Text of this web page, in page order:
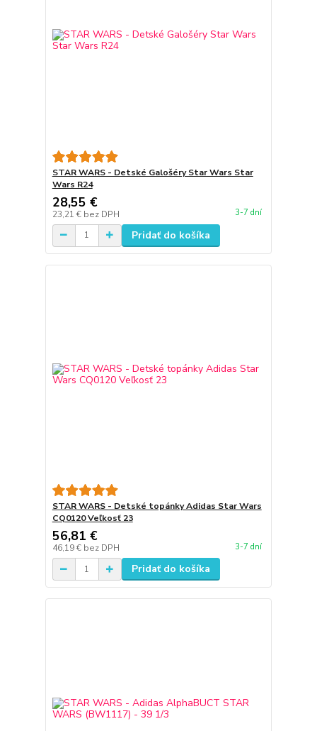
STAR WARS - Detské Galošéry Star Wars Star
Wars R24
28,55 €
23,21 € bez DPH 3-7 dní
Pridať do košíka
STAR WARS - Detské topánky Adidas Star Wars
CQ0120 Veľkosť 23
56,81 €
46,19 € bez DPH 3-7 dní
Pridať do košíka